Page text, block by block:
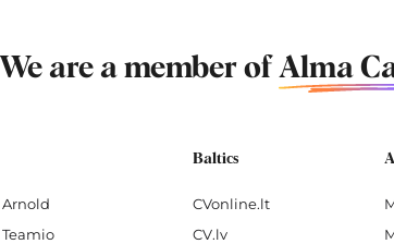
We are a member of Alma
Arnold
Teamio
Baltics
CVonline.lt
CV.lv